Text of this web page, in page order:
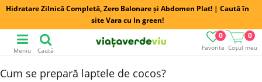
Hidratare Zilnică Completă, Zero Balonare și Abdomen Plat! | Caută în
site Vara cu In green!
Favorite
0
Coșul meu
0
Meniu Caută
Cum se prepară laptele de cocos?